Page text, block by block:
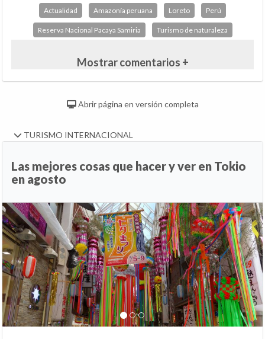
Actualidad Amazonía peruana Loreto Perú
Reserva Nacional Pacaya Samiria Turismo de naturaleza
Mostrar comentarios +
Abrir página en versión completa
TURISMO INTERNACIONAL
Las mejores cosas que hacer y ver en Tokio
en agosto
Anterior